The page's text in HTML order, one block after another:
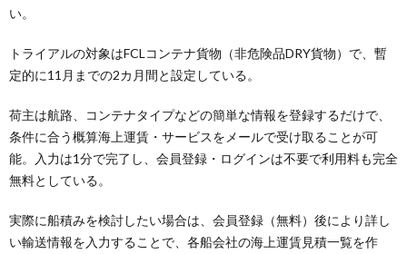
い。
トライアルの対象はFCLコンテナ貨物（非危険品DRY貨物）で、暫
定的に11月までの2カ月間と設定している。
荷主は航路、コンテナタイプなどの簡単な情報を登録するだけで、
条件に合う概算海上運賃・サービスをメールで受け取ることが可
能。入力は1分で完了し、会員登録・ログインは不要で利用料も完全
無料としている。
実際に船積みを検討したい場合は、会員登録（無料）後により詳し
い輸送情報を入力することで、各船会社の海上運賃見積一覧を作